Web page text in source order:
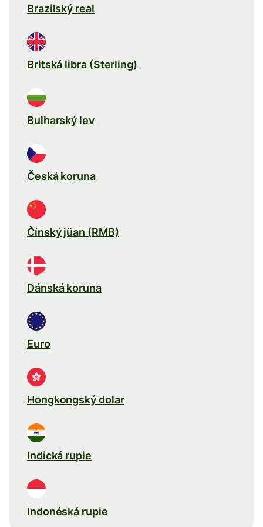
Brazilský real
Britská libra (Sterling)
Bulharský lev
Česká koruna
Čínský jüan (RMB)
Dánská koruna
Euro
Hongkongský dolar
Indická rupie
Indonéská rupie